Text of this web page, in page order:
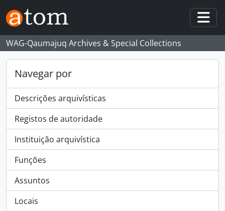
Skip to main content
WAG-Qaumajuq Archives & Special Collections
Navegar por
Descrições arquivísticas
Registos de autoridade
Instituição arquivística
Funções
Assuntos
Locais